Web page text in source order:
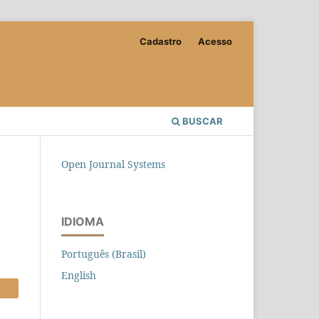
BUSCAR
Cadastro Acesso
Open Journal Systems
IDIOMA
Português (Brasil)
English